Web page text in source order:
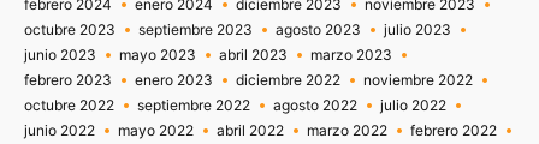
febrero 2024
enero 2024 diciembre 2023
noviembre 2023
octubre 2023
septiembre 2023 agosto 2023
julio 2023
junio 2023
mayo 2023 abril 2023
marzo 2023
febrero 2023
enero 2023 diciembre 2022
noviembre 2022
octubre 2022
septiembre 2022 agosto 2022
julio 2022
junio 2022
mayo 2022 abril 2022 marzo 2022
febrero 2022